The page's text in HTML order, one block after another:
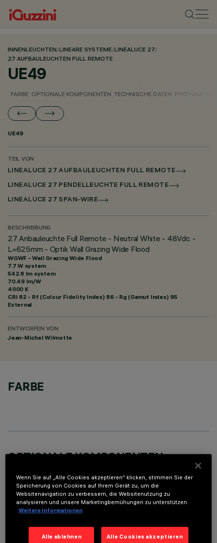
INNENLEUCHTEN/LINEARE SYSTEME/LINEALUCE 27/
27 AUFBAULEUCHTEN FULL REMOTE
UE49
FARBE OPTIONALE KOMPONENTEN TECHNISCHE DATEN
UE49
TEIL VON
LINEALUCE 27 AUFBAULEUCHTEN FULL REMOTE
LINEALUCE 27 PENDELLEUCHTE FULL REMOTE
LINEALUCE 27 SPAN-WIRE
BESCHREIBUNG
27 Anbauleuchte Full Remote - Neutral White - 48Vdc -
L=625mm - Optik Wall Grazing Wide Flood
WGWF - Wall Grazing Wide Flood
7.7 W system
542.8 lm system
70.49 lm/W
4000 K
CRI 82 - Rf (Colour Fidelity Index) 86 - Rg (Gamut Index) 95
External
ENTWORFEN VON
Jean-Michel Wilmotte
FARBE
OPTIONALE KOMPONENTEN
TECHNISCHE DATEN
Wenn Sie auf „Alle Cookies akzeptieren“ klicken, stimmen Sie der
Speicherung von Cookies auf Ihrem Gerät zu, um die
Websitenavigation zu verbessern, die Websitenutzung zu
analysieren und unsere Marketingbemühungen zu unterstützen.
Weitere Informationen
Alle ablehnen Alle Cookies akzeptieren